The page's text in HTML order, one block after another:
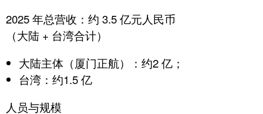
2025 年总营收：约 3.5 亿元人民币
（大陆 + 台湾合计）
大陆主体（厦门正航）：约2 亿 ；
台湾：约1.5 亿
人员与规模